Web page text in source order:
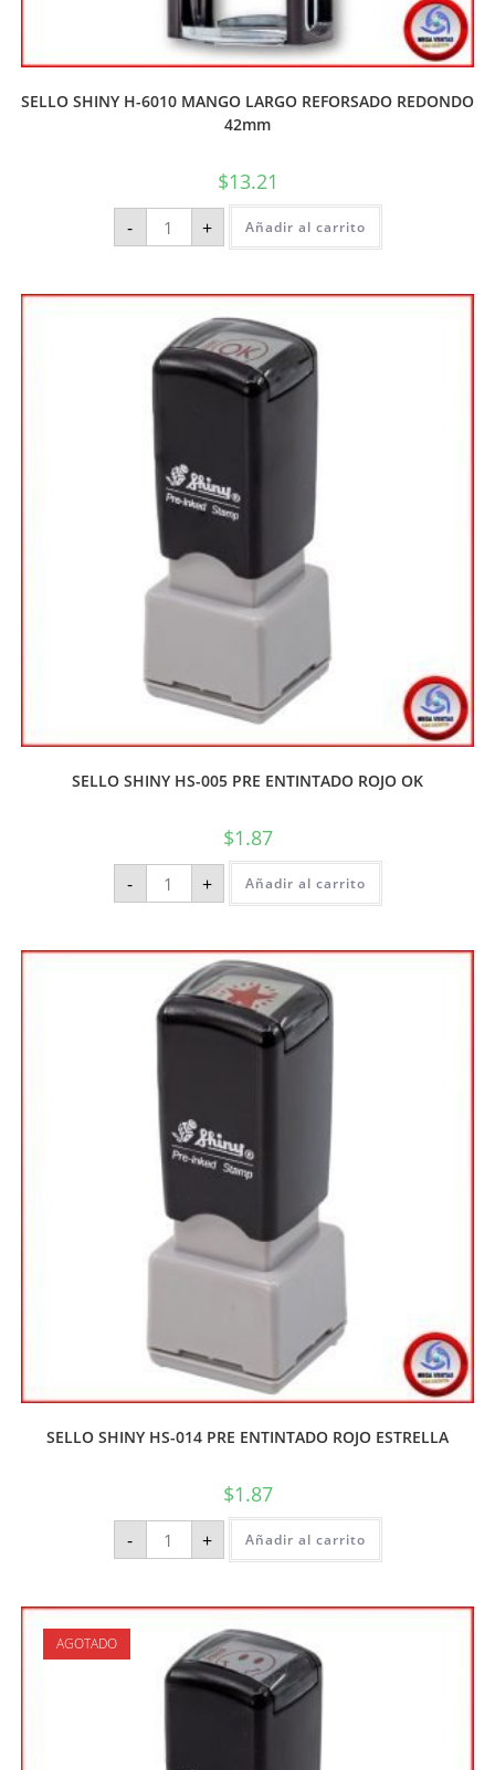
SELLO SHINY H-6010 MANGO LARGO REFORSADO REDONDO
42mm
$13.21
- + Añadir al carrito
SELLO SHINY HS-005 PRE ENTINTADO ROJO OK
$1.87
- + Añadir al carrito
SELLO SHINY HS-014 PRE ENTINTADO ROJO ESTRELLA
$1.87
- + Añadir al carrito
AGOTADO